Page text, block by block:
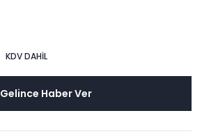
KDV DAHİL
Gelince Haber Ver